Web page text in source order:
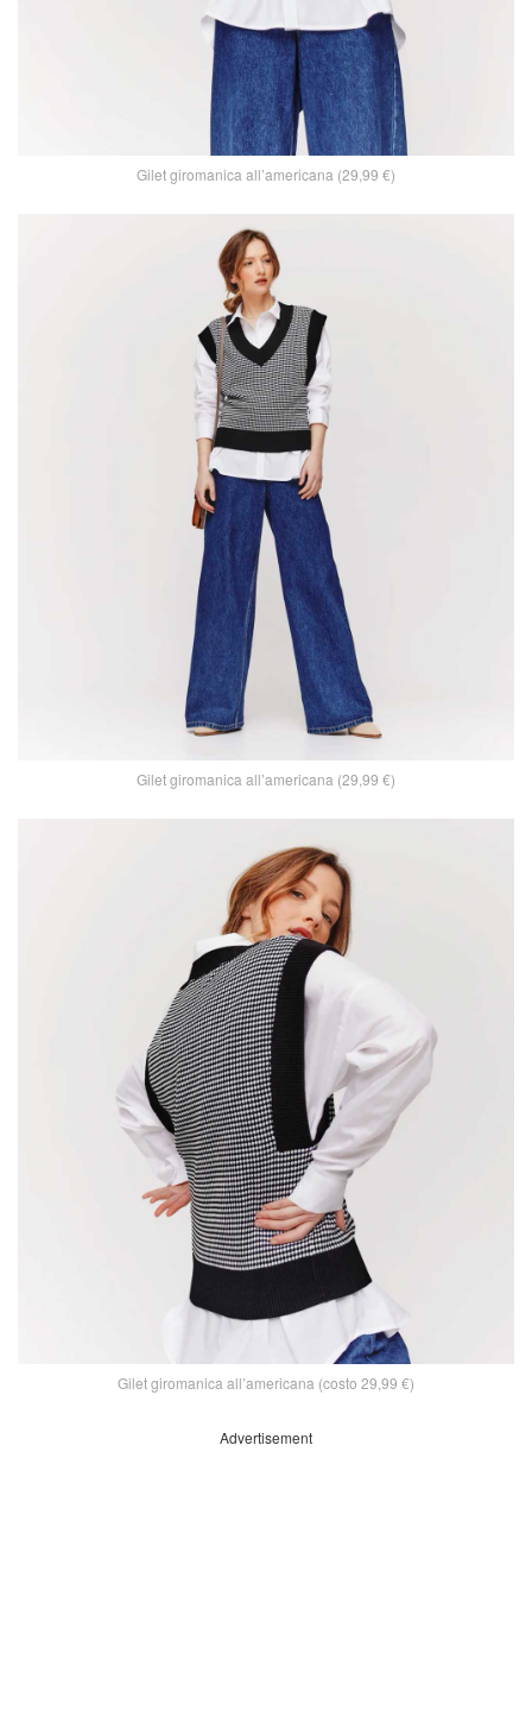
Gilet giromanica all’americana (29,99 €)
Gilet giromanica all’americana (29,99 €)
Gilet giromanica all’americana (costo 29,99 €)
Advertisement